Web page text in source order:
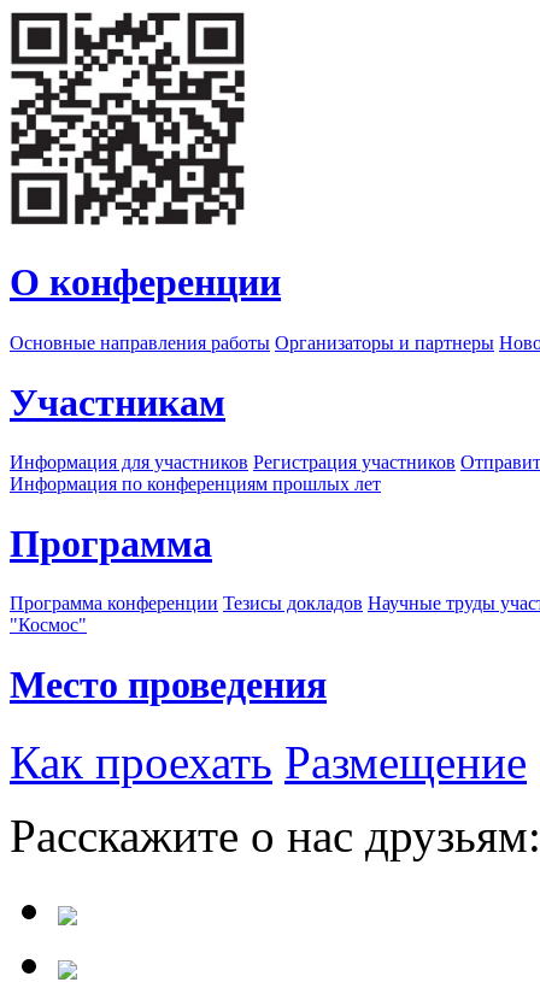
О конференции
Основные направления работы Организаторы и партнеры
Участникам
Информация для участников Регистрация участников
Информация по конференциям прошлых лет
Программа
Программа конференции Тезисы докладов Научные труды
"Космос"
Место проведения
Как проехать Размещение
Расскажите о нас друзьям: